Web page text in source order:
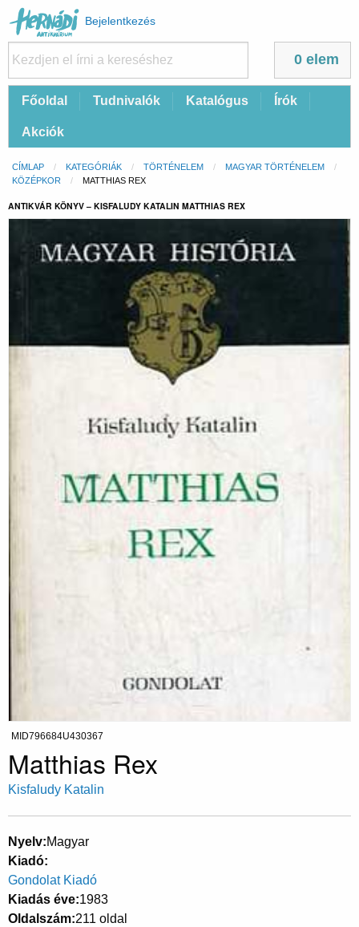
Felhasználói
fiók
menüje
Bejelentkezés
0 elem
FőFőoldal Tudnivalók Katalógus Írók
Akciók
Morzsa
CÍMLAP KATEGÓRIÁK TÖRTÉNELEM
MAGYAR TÖRTÉNELEM
KÖZÉPKOR
CURRENT:
MATTHIAS REX
ANTIKVÁR KÖNYV – KISFALUDY KATALIN MATTHIAS REX
MID796684U430367
Matthias Rex
Kisfaludy Katalin
Nyelv Magyar
Kiadó
Gondolat Kiadó
Kiadás éve 1983
Oldalszám 211 oldal